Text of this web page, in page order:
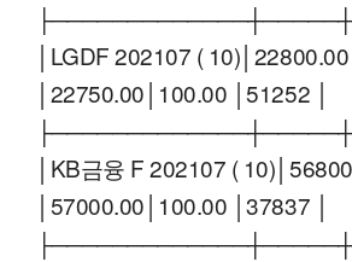
│LGDF 202107 ( 10)│22800.00
│22750.00│100.00 │51252 │
│KB금융 F 202107 (
│57000.00│100.00 │37837 │